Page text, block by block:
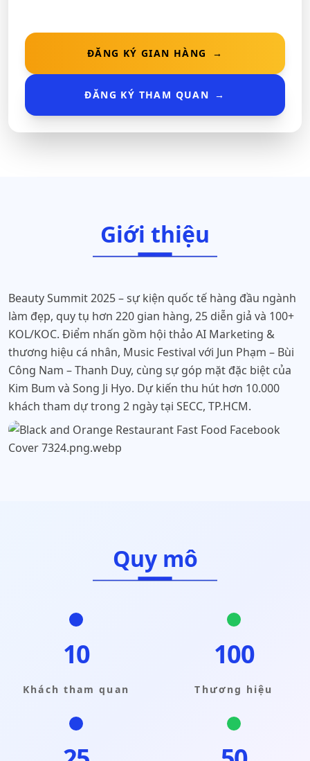
ĐĂNG KÝ GIAN HÀNG →
ĐĂNG KÝ THAM QUAN →
Giới thiệu
Beauty Summit 2025 – sự kiện quốc tế hàng đầu ngành
làm đẹp, quy tụ hơn 220 gian hàng, 25 diễn giả và 100+
KOL/KOC. Điểm nhấn gồm hội thảo AI Marketing &
thương hiệu cá nhân, Music Festival với Jun Phạm – Bùi
Công Nam – Thanh Duy, cùng sự góp mặt đặc biệt của
Kim Bum và Song Ji Hyo. Dự kiến thu hút hơn 10.000
khách tham dự trong 2 ngày tại SECC, TP.HCM.
Quy mô
10
Khách tham quan
100
Thương hiệu